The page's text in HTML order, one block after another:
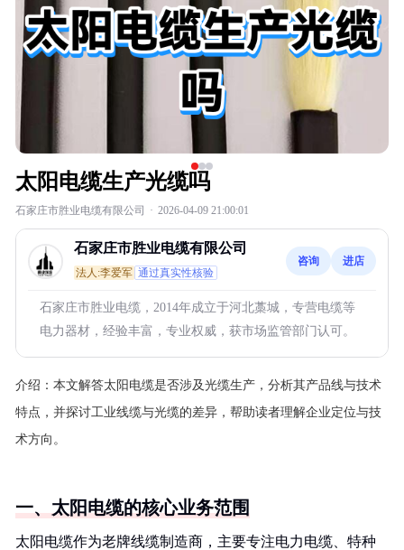
太阳电缆生产光缆吗
石家庄市胜业电缆有限公司 · 2026-04-09 21:00:01
石家庄市胜业电缆有限公司
法人:李爱军 通过真实性核验
咨询 进店
石家庄市胜业电缆，2014年成立于河北藁城，专营电缆等
电力器材，经验丰富，专业权威，获市场监管部门认可。
介绍： 本文解答太阳电缆是否涉及光缆生产，分析其产品线与技术
特点，并探讨工业线缆与光缆的差异，帮助读者理解企业定位与技
术方向。
一、太阳电缆的核心业务范围
太阳电缆作为老牌线缆制造商，主要专注电力电缆、特种